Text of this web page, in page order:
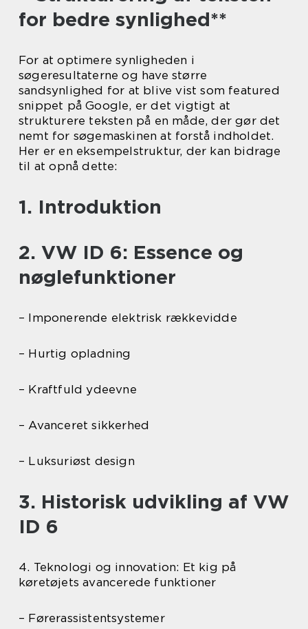
for bedre synlighed**
For at optimere synligheden i
søgeresultaterne og have større
sandsynlighed for at blive vist som featured
snippet på Google, er det vigtigt at
strukturere teksten på en måde, der gør det
nemt for søgemaskinen at forstå indholdet.
Her er en eksempelstruktur, der kan bidrage
til at opnå dette:
1. Introduktion
2. VW ID 6: Essence og
nøglefunktioner
– Imponerende elektrisk rækkevidde
– Hurtig opladning
– Kraftfuld ydeevne
– Avanceret sikkerhed
– Luksuriøst design
3. Historisk udvikling af VW
ID 6
4. Teknologi og innovation: Et kig på
køretøjets avancerede funktioner
– Førerassistentsystemer